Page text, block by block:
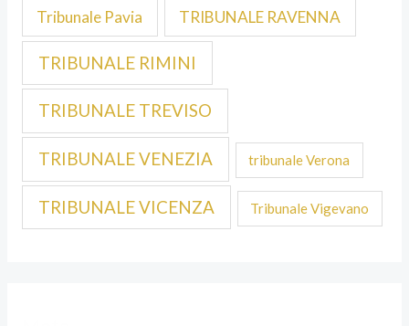
Tribunale Pavia TRIBUNALE RAVENNA
TRIBUNALE RIMINI
TRIBUNALE TREVISO
TRIBUNALE VENEZIA tribunale Verona
TRIBUNALE VICENZA Tribunale Vigevano